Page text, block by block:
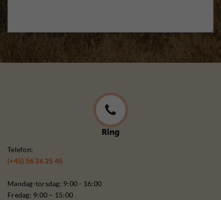
Ring
Telefon:
(+45) 56 36 25 45
Mandag-torsdag: 9:00 - 16:00
Fredag: 9:00 – 15:00